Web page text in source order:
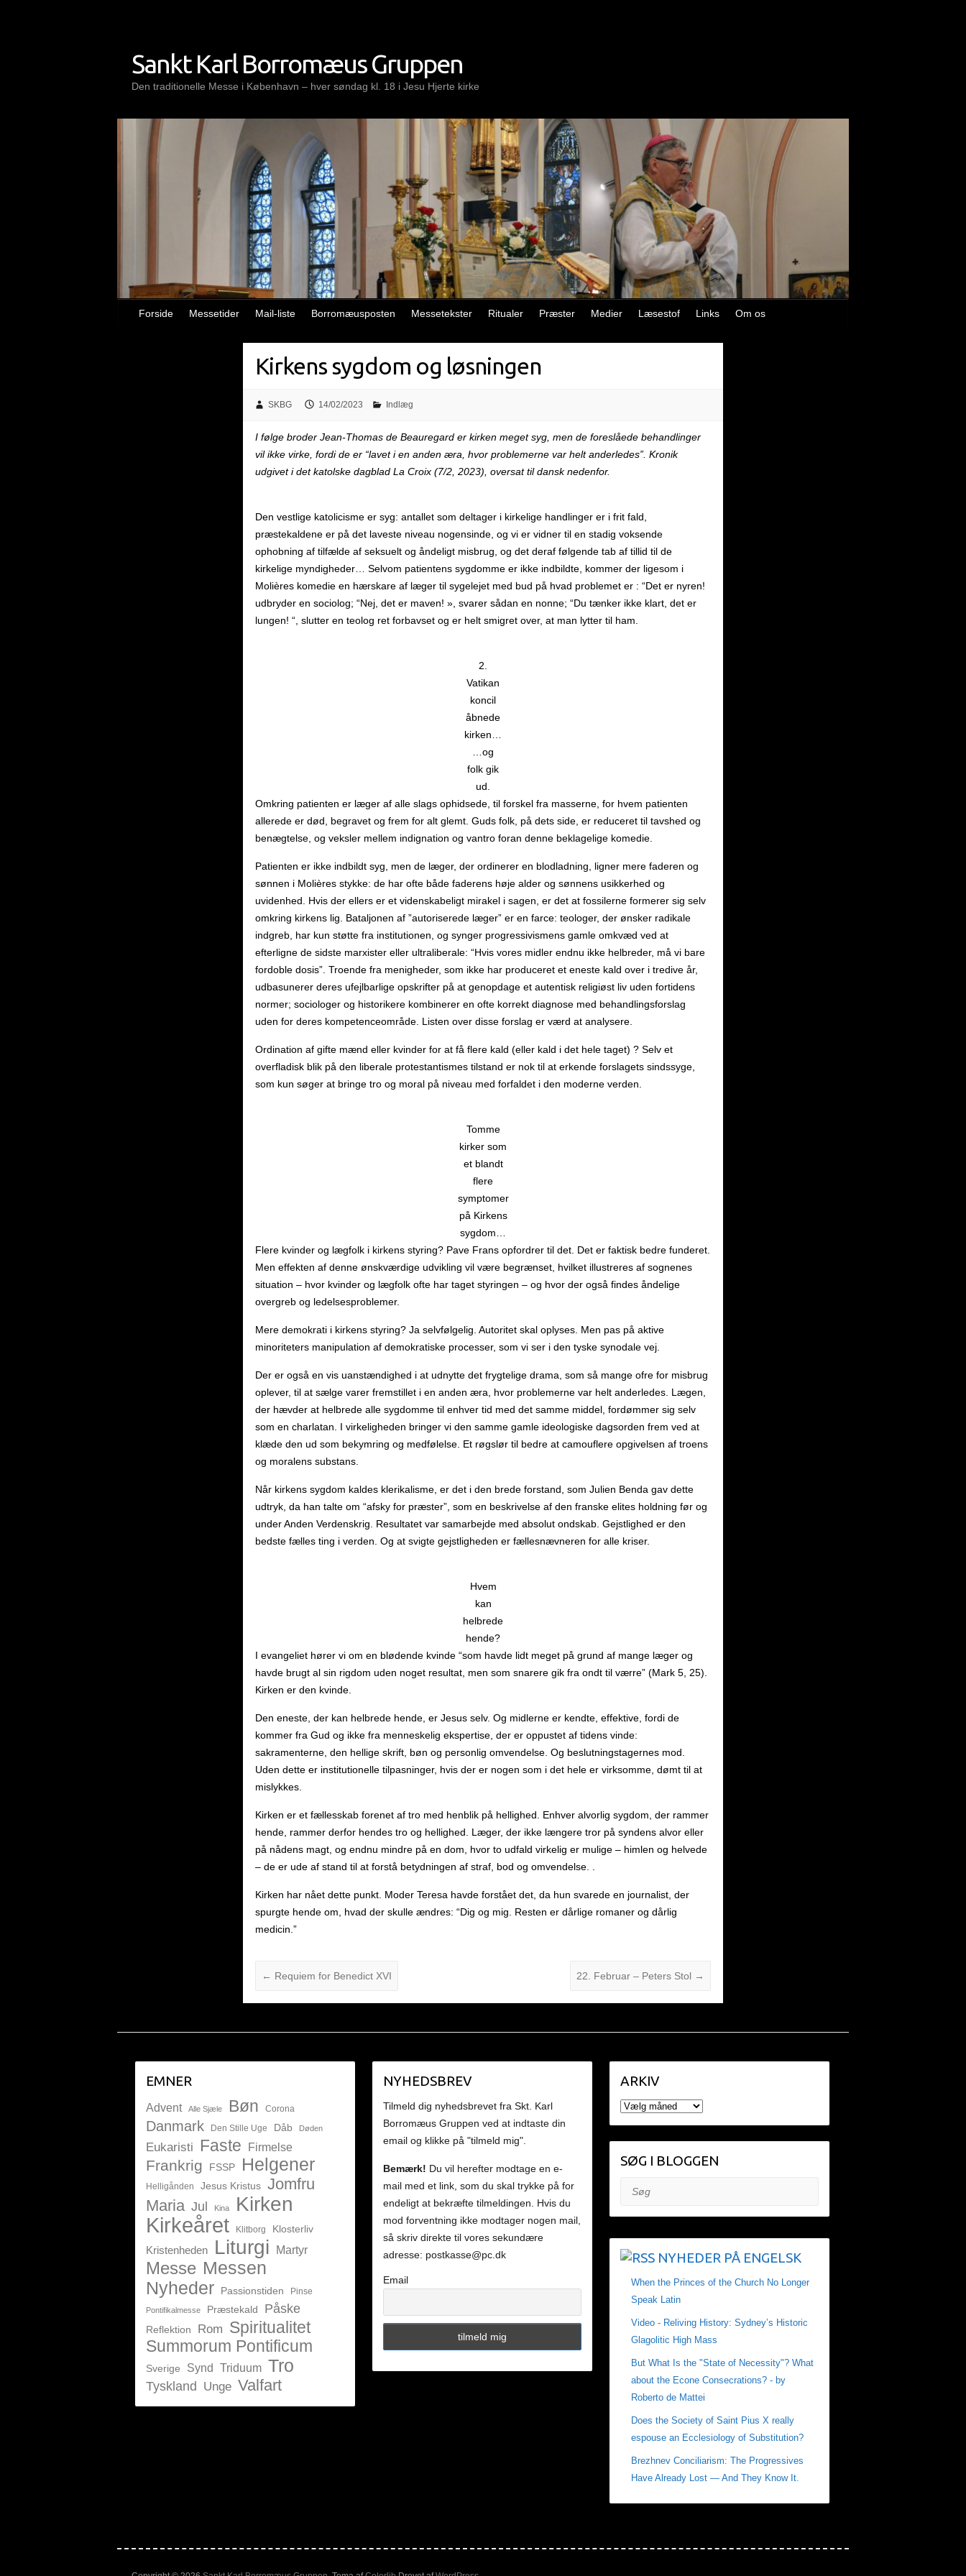
Sankt Karl Borromæus Gruppen
Den traditionelle Messe i København – hver søndag kl. 18 i Jesu Hjerte kirke
Forside Messetider Mail-liste Borromæusposten Messetekster Ritualer Præster Medier Læsestof Links Om os
Kirkens sygdom og løsningen
SKBG 14/02/2023 Indlæg
I følge broder Jean-Thomas de Beauregard er kirken meget syg, men de foreslåede behandlinger
vil ikke virke, fordi de er “lavet i en anden æra, hvor problemerne var helt anderledes”. Kronik
udgivet i det katolske dagblad La Croix (7/2, 2023), oversat til dansk nedenfor.
Den vestlige katolicisme er syg: antallet som deltager i kirkelige handlinger er i frit fald,
præstekaldene er på det laveste niveau nogensinde, og vi er vidner til en stadig voksende
ophobning af tilfælde af seksuelt og åndeligt misbrug, og det deraf følgende tab af tillid til de
kirkelige myndigheder… Selvom patientens sygdomme er ikke indbildte, kommer der ligesom i
Molières komedie en hærskare af læger til sygelejet med bud på hvad problemet er : “Det er nyren!
udbryder en sociolog; “Nej, det er maven! », svarer sådan en nonne; “Du tænker ikke klart, det er
lungen! “, slutter en teolog ret forbavset og er helt smigret over, at man lytter til ham.
2.
Vatikan
koncil
åbnede
kirken…
…og
folk gik
ud.
Omkring patienten er læger af alle slags ophidsede, til forskel fra masserne, for hvem patienten
allerede er død, begravet og frem for alt glemt. Guds folk, på dets side, er reduceret til tavshed og
benægtelse, og veksler mellem indignation og vantro foran denne beklagelige komedie.
Patienten er ikke indbildt syg, men de læger, der ordinerer en blodladning, ligner mere faderen og
sønnen i Molières stykke: de har ofte både faderens høje alder og sønnens usikkerhed og
uvidenhed. Hvis der ellers er et videnskabeligt mirakel i sagen, er det at fossilerne formerer sig selv
omkring kirkens lig. Bataljonen af ​​”autoriserede læger” er en farce: teologer, der ønsker radikale
indgreb, har kun støtte fra institutionen, og synger progressivismens gamle omkvæd ved at
efterligne de sidste marxister eller ultraliberale: “Hvis vores midler endnu ikke helbreder, må vi bare
fordoble dosis”. Troende fra menigheder, som ikke har produceret et eneste kald over i tredive år,
udbasunerer deres ufejlbarlige opskrifter på at genopdage et autentisk religiøst liv uden fortidens
normer; sociologer og historikere kombinerer en ofte korrekt diagnose med behandlingsforslag
uden for deres kompetenceområde. Listen over disse forslag er værd at analysere.
Ordination af gifte mænd eller kvinder for at få flere kald (eller kald i det hele taget) ? Selv et
overfladisk blik på den liberale protestantismes tilstand er nok til at erkende forslagets sindssyge,
som kun søger at bringe tro og moral på niveau med forfaldet i den moderne verden.
Tomme
kirker som
et blandt
flere
symptomer
på Kirkens
sygdom…
Flere kvinder og lægfolk i kirkens styring? Pave Frans opfordrer til det. Det er faktisk bedre funderet.
Men effekten af ​​denne ønskværdige udvikling vil være begrænset, hvilket illustreres af sognenes
situation – hvor kvinder og lægfolk ofte har taget styringen – og hvor der også findes åndelige
overgreb og ledelsesproblemer.
Mere demokrati i kirkens styring? Ja selvfølgelig. Autoritet skal oplyses. Men pas på aktive
minoriteters manipulation af demokratiske processer, som vi ser i den tyske synodale vej.
Der er også en vis uanstændighed i at udnytte det frygtelige drama, som så mange ofre for misbrug
oplever, til at sælge varer fremstillet i en anden æra, hvor problemerne var helt anderledes. Lægen,
der hævder at helbrede alle sygdomme til enhver tid med det samme middel, fordømmer sig selv
som en charlatan. I virkeligheden bringer vi den samme gamle ideologiske dagsorden frem ved at
klæde den ud som bekymring og medfølelse. Et røgslør til bedre at camouflere opgivelsen af ​​troens
og moralens substans.
Når kirkens sygdom kaldes klerikalisme, er det i den brede forstand, som Julien Benda gav dette
udtryk, da han talte om “afsky for præster”, som en beskrivelse af den franske elites holdning før og
under Anden Verdenskrig. Resultatet var samarbejde med absolut ondskab. Gejstlighed er den
bedste fælles ting i verden. Og at svigte gejstligheden er fællesnævneren for alle kriser.
Hvem
kan
helbrede
hende?
I evangeliet hører vi om en blødende kvinde “som havde lidt meget på grund af mange læger og
havde brugt al sin rigdom uden noget resultat, men som snarere gik fra ondt til værre” (Mark 5, 25).
Kirken er den kvinde.
Den eneste, der kan helbrede hende, er Jesus selv. Og midlerne er kendte, effektive, fordi de
kommer fra Gud og ikke fra menneskelig ekspertise, der er oppustet af tidens vinde:
sakramenterne, den hellige skrift, bøn og personlig omvendelse. Og beslutningstagernes mod.
Uden dette er institutionelle tilpasninger, hvis der er nogen som i det hele er virksomme, dømt til at
mislykkes.
Kirken er et fællesskab forenet af tro med henblik på hellighed. Enhver alvorlig sygdom, der rammer
hende, rammer derfor hendes tro og hellighed. Læger, der ikke længere tror på syndens alvor eller
på nådens magt, og endnu mindre på en dom, hvor to udfald virkelig er mulige – himlen og helvede
– de er ude af stand til at forstå betydningen af ​​straf, bod og omvendelse. .
Kirken har nået dette punkt. Moder Teresa havde forstået det, da hun svarede en journalist, der
spurgte hende om, hvad der skulle ændres: “Dig og mig. Resten er dårlige romaner og dårlig
medicin.”
← Requiem for Benedict XVI 22. Februar – Peters Stol →
EMNER
Advent Alle Sjæle Bøn Corona
Danmark Den Stille Uge Dåb Døden
Eukaristi Faste Firmelse
Frankrig FSSP Helgener
Helligånden Jesus Kristus Jomfru
Maria Jul Kina Kirken
Kirkeåret Klitborg Klosterliv
Kristenheden Liturgi Martyr
Messe Messen
Nyheder
Passionstiden Pinse
Pontifikalmesse Præstekald Påske
Reflektion Rom Spiritualitet
Summorum Pontificum
Sverige Synd Triduum Tro
Tyskland Unge Valfart
NYHEDSBREV
Tilmeld dig nyhedsbrevet fra Skt. Karl
Borromæus Gruppen ved at indtaste din
email og klikke på "tilmeld mig".
Bemærk! Du vil herefter modtage en e-
mail med et link, som du skal trykke på for
endeligt at bekræfte tilmeldingen. Hvis du
mod forventning ikke modtager nogen mail,
så skriv direkte til vores sekundære
adresse: postkasse@pc.dk
Email
ARKIV
ARKIV
SØG I BLOGGEN
Søg
NYHEDER PÅ ENGELSK
When the Princes of the Church No Longer
Speak Latin
Video - Reliving History: Sydney’s Historic
Glagolitic High Mass
But What Is the "State of Necessity"? What
about the Econe Consecrations? - by
Roberto de Mattei
Does the Society of Saint Pius X really
espouse an Ecclesiology of Substitution?
Brezhnev Conciliarism: The Progressives
Have Already Lost — And They Know It.